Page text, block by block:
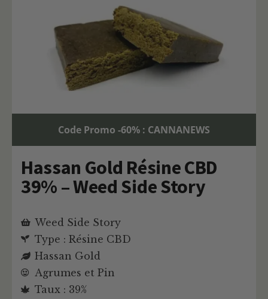
Code Promo -60% : CANNANEWS
Hassan Gold Résine CBD
39% – Weed Side Story
Weed Side Story
Type : Résine CBD
Hassan Gold
Agrumes et Pin
Taux : 39%